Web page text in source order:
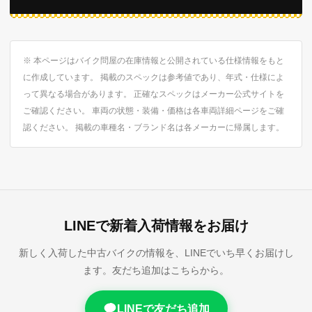
※ 本ページはバイク問屋の在庫情報と公開されている仕様情報をもと
に作成しています。 掲載のスペックは参考値であり、年式・仕様によ
って異なる場合があります。 正確なスペックはメーカー公式サイトを
ご確認ください。 車両の状態・装備・価格は各車両詳細ページをご確
認ください。 掲載の車種名・ブランド名は各メーカーに帰属します。
LINEで新着入荷情報をお届け
新しく入荷した中古バイクの情報を、LINEでいち早くお届けし
ます。友だち追加はこちらから。
LINEで友だち追加